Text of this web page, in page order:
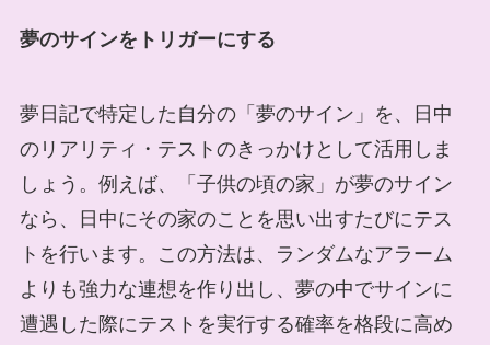
夢のサインをトリガーにする
夢日記で特定した自分の「夢のサイン」を、日中
のリアリティ・テストのきっかけとして活用しま
しょう。例えば、「子供の頃の家」が夢のサイン
なら、日中にその家のことを思い出すたびにテス
トを行います。この方法は、ランダムなアラーム
よりも強力な連想を作り出し、夢の中でサインに
遭遇した際にテストを実行する確率を格段に高め